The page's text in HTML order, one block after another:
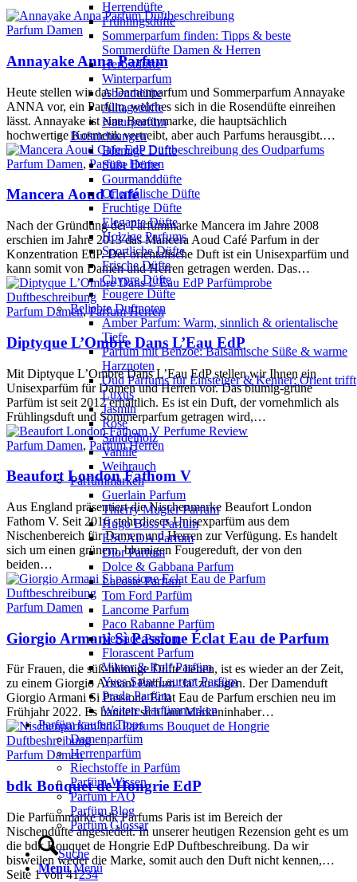
Herrendüfte
Frühlingsdüfte
Sommerparfum finden: Tipps & beste
Sommerdüfte Damen & Herren
Herbstdüfte
Winterparfum
Abenddüfte
Alltagsdüfte
Naturparfüm
Duftrichtungen
Blumige Düfte
Süße Düfte
Gourmanddüfte
Orientalische Düfte
Fruchtige Düfte
Elegante Düfte
Holzige Parfums
Sportliche Düfte
Frische Düfte
Chypre Düfte
Fougere Düfte
Beliebte Duftnoten
Amber Parfum: Warm, sinnlich & orientalische
Tiefe
Parfum mit Benzoe: Balsamische Süße & warme
Harznoten
Oud Parfums für Einsteiger & Kenner: Orient trifft
Luxus
Jasmin
Rose
Sandelholz
Vanille
Weihrauch
Parfümmarken
Guerlain Parfum
Thierry Mugler Parfum
Hugo Boss Parfum
ESCADA Parfum
Dior Parfum
Dolce & Gabbana Parfum
Lacoste Parfum
Tom Ford Parfüm
Lancome Parfum
Paco Rabanne Parfüm
Versace Parfum
Florascent Parfum
Viktor & Rolf Parfüm
Yves Saint Laurent Parfüm
Prada Parfüm
Weitere Parfümmarken
Parfüm kaufen Tipps
Damenparfüm
Herrenparfüm
Riechstoffe in Parfüm
Parfüm-Wissen
Parfum FAQ
Parfüm Blog
Parfüm Glossar
Suche
Menü Menü
Parfum Damen
Annayake Anna Parfum
Heute stellen wir das Damenparfum und Sommerparfum Annayake
ANNA vor, ein Parfüm, welches sich in die Rosendüfte einreihen
lässt. Annayake ist eine Beautymarke, die hauptsächlich
hochwertige Kosmetik vertreibt, aber auch Parfums herausgibt.…
Parfum Damen, Parfum Herren
Mancera Aoud Café
Nach der Gründung der Parfümmarke Mancera im Jahre 2008
erschien im Jahre 2013 das Mancera Aoud Café Parfum in der
Konzentration EdP. Der orientalische Duft ist ein Unisexparfüm und
kann somit von Damen und Herren getragen werden. Das…
Parfum Damen,Parfum Herren
Diptyque L’Ombre Dans L’Eau EdP
Mit Diptyque L’Ombre Dans L’Eau EdP stellen wir Ihnen ein
Unisexparfüm für Damen und Herren vor. Das blumig-grüne
Parfüm ist seit 2012 erhältlich. Es ist ein Duft, der vornehmlich als
Frühlingsduft und Sommerparfum getragen wird,…
Parfum Damen, Parfum Herren
Beaufort London Fathom V
Aus England präsentiert die Nischenmarke Beaufort London
Fathom V. Seit 2016 steht dieses Unisexparfüm aus dem
Nischenbereich für Damen und Herren zur Verfügung. Es handelt
sich um einen grünern, blumigen Fougereduft, der von den
beiden…
Parfum Damen
Giorgio Armani Sì Passione Éclat Eau de Parfum
Für Frauen, die süß-blumige Düfte lieben, ist es wieder an der Zeit,
zu einem Giorgio Armani Parfum ‘Ja’ zu sagen. Der Damenduft
Giorgio Armani Si Passione Eclat Eau de Parfum erschien neu im
Frühjahr 2022. Es handelt sich laut Markeninhaber…
Parfum Damen
bdk Bouquet de Hongrie EdP
Die Parfümmarke bdk Parfums Paris ist im Bereich der
Nischendüfte angesiedelt. In unserer heutigen Rezension geht es um
die bdk Bouquet de Hongrie EdP Duftbeschreibung. Da wir
bisweilen weder die Marke, somit auch den Duft nicht kennen,…
Seite 1 von 41234